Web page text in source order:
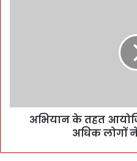
अभियान के तहत
अधिक लोगों ने